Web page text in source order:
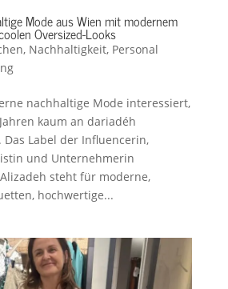
Mode aus Wien mit modernem
Oversized-Looks
, Nachhaltigkeit, Personal
nachhaltige Mode interessiert,
kaum an dariadéh
Label der Influencerin,
und Unternehmerin
steht für moderne,
hochwertige...